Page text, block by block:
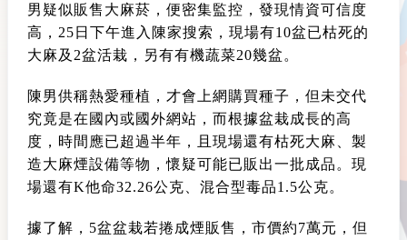
男疑似販售大麻菸，便密集監控，發現情資可信度
高，25日下午進入陳家搜索，現場有10盆已枯死的
大麻及2盆活栽，另有有機蔬菜20幾盆。
陳男供稱熱愛種植，才會上網購買種子，但未交代
究竟是在國內或國外網站，而根據盆栽成長的高
度，時間應已超過半年，且現場還有枯死大麻、製
造大麻煙設備等物，懷疑可能已販出一批成品。現
場還有K他命32.26公克、混合型毒品1.5公克。
據了解，5盆盆栽若捲成煙販售，市價約7萬元，但